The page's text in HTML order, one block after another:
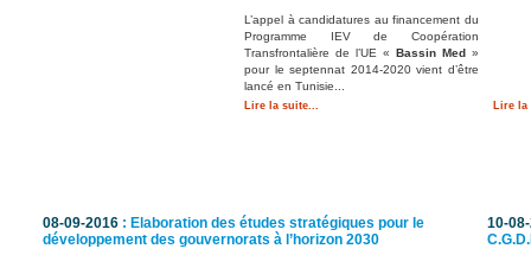
L’appel à candidatures au financement du
Programme IEV de Coopération
Transfrontalière de l’UE « Bassin Med »
pour le septennat 2014-2020 vient d’être
lancé en Tunisie...
Lire la suite... Lire
08-09-2016 : Elaboration des études stratégiques pour le
développement des gouvernorats à l’horizon 2030
10-